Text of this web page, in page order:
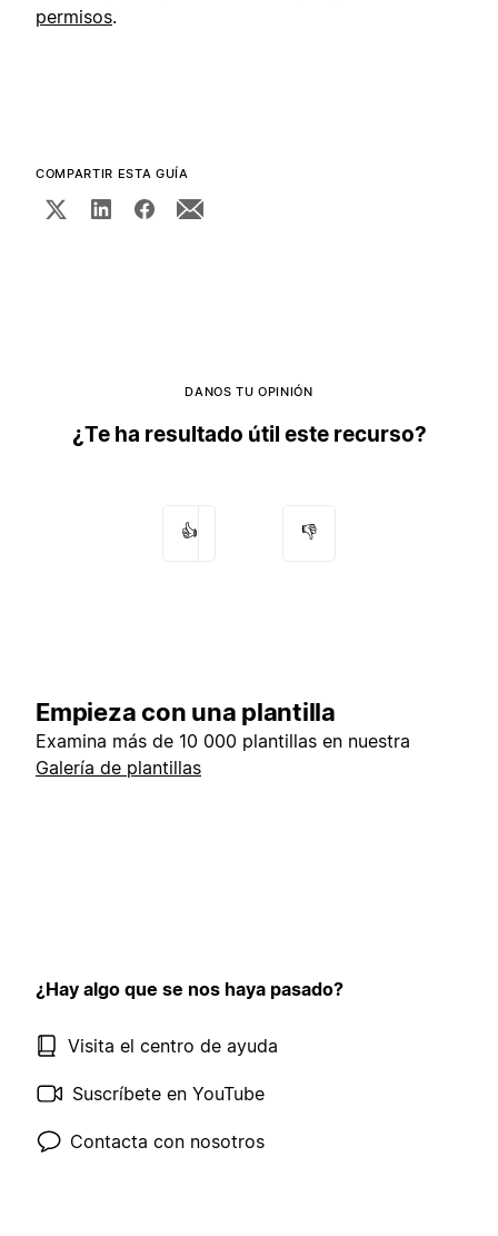
permisos.
COMPARTIR ESTA GUÍA
DANOS TU OPINIÓN
¿Te ha resultado útil este recurso?
👍 👎
Empieza con una plantilla
Examina más de 10 000 plantillas en nuestra
Galería de plantillas
¿Hay algo que se nos haya pasado?
Visita el centro de ayuda
Suscríbete en YouTube
Contacta con nosotros